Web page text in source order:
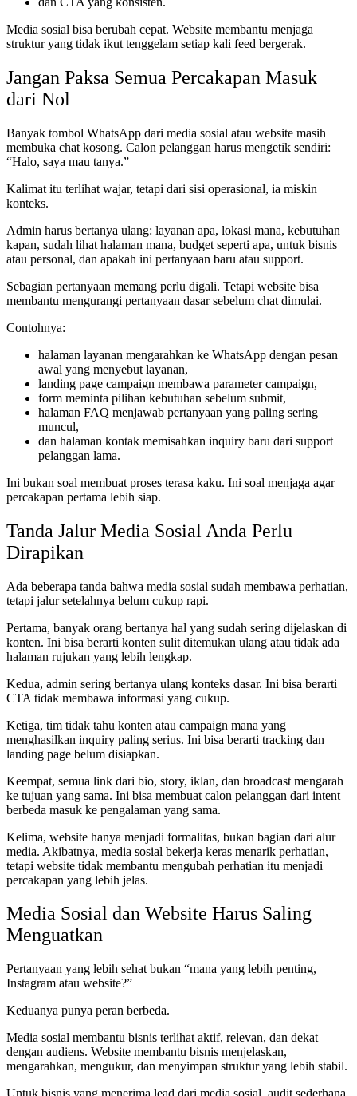
Media sosial bisa berubah cepat. Website membantu menjaga
struktur yang tidak ikut tenggelam setiap kali feed bergerak.
Jangan Paksa Semua Percakapan Masuk
dari Nol
Banyak tombol WhatsApp dari media sosial atau website masih
membuka chat kosong. Calon pelanggan harus mengetik sendiri:
“Halo, saya mau tanya.”
Kalimat itu terlihat wajar, tetapi dari sisi operasional, ia miskin
konteks.
Admin harus bertanya ulang: layanan apa, lokasi mana, kebutuhan
kapan, sudah lihat halaman mana, budget seperti apa, untuk bisnis
atau personal, dan apakah ini pertanyaan baru atau support.
Sebagian pertanyaan memang perlu digali. Tetapi website bisa
membantu mengurangi pertanyaan dasar sebelum chat dimulai.
Contohnya:
halaman layanan mengarahkan ke WhatsApp dengan pesan
awal yang menyebut layanan,
landing page campaign membawa parameter campaign,
form meminta pilihan kebutuhan sebelum submit,
halaman FAQ menjawab pertanyaan yang paling sering
muncul,
dan halaman kontak memisahkan inquiry baru dari support
pelanggan lama.
Ini bukan soal membuat proses terasa kaku. Ini soal menjaga agar
percakapan pertama lebih siap.
Tanda Jalur Media Sosial Anda Perlu
Dirapikan
Ada beberapa tanda bahwa media sosial sudah membawa perhatian,
tetapi jalur setelahnya belum cukup rapi.
Pertama, banyak orang bertanya hal yang sudah sering dijelaskan di
konten. Ini bisa berarti konten sulit ditemukan ulang atau tidak ada
halaman rujukan yang lebih lengkap.
Kedua, admin sering bertanya ulang konteks dasar. Ini bisa berarti
CTA tidak membawa informasi yang cukup.
Ketiga, tim tidak tahu konten atau campaign mana yang
menghasilkan inquiry paling serius. Ini bisa berarti tracking dan
landing page belum disiapkan.
Keempat, semua link dari bio, story, iklan, dan broadcast mengarah
ke tujuan yang sama. Ini bisa membuat calon pelanggan dari intent
berbeda masuk ke pengalaman yang sama.
Kelima, website hanya menjadi formalitas, bukan bagian dari alur
media. Akibatnya, media sosial bekerja keras menarik perhatian,
tetapi website tidak membantu mengubah perhatian itu menjadi
percakapan yang lebih jelas.
Media Sosial dan Website Harus Saling
Menguatkan
Pertanyaan yang lebih sehat bukan “mana yang lebih penting,
Instagram atau website?”
Keduanya punya peran berbeda.
Media sosial membantu bisnis terlihat aktif, relevan, dan dekat
dengan audiens. Website membantu bisnis menjelaskan,
mengarahkan, mengukur, dan menyimpan struktur yang lebih stabil.